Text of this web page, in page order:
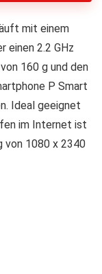
mit einem
einen 2.2 GHz
160 g und den
P Smart
Ideal geeignet
im Internet ist
von 1080 x 2340